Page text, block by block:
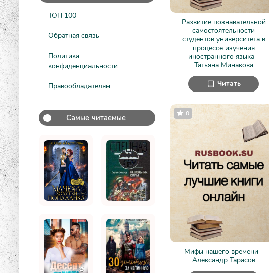
ТОП 100
Обратная связь
Политика
конфиденциальности
Правообладателям
Самые читаемые
Развитие познавательной
самостоятельности
студентов университета в
процессе изучения
иностранного языка -
Татьяна Минакова
Читать
Мифы нашего времени -
Александр Тарасов
0